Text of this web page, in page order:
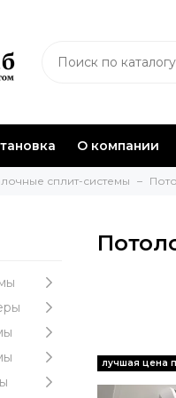
О компании
сплит-системы